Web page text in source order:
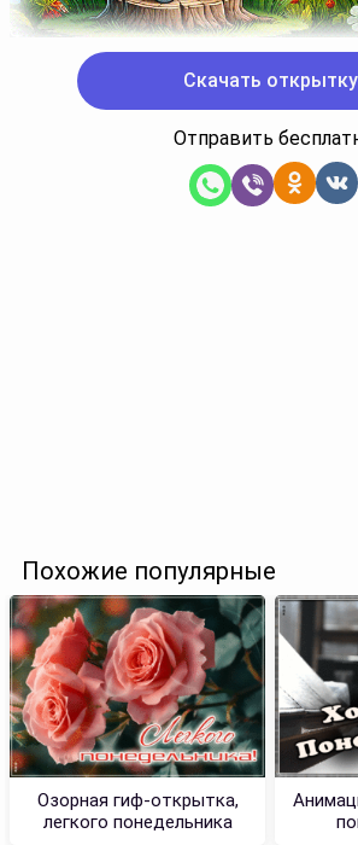
Скачать открытку
Отправить
Похожие популярные
Озорная гиф-открытка,
легкого понедельника